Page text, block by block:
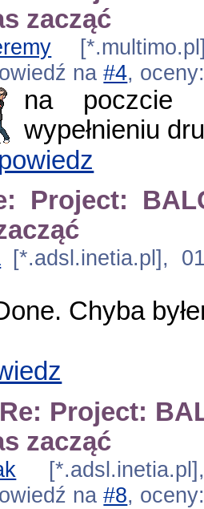
zacząć
na#4,
na poczcie
wypełnieniu
Project:
[*.adsl.inetia.pl],
Chyba
Re: Project:
zacząć
na#8,